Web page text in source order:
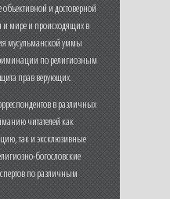
объективной и достоверной
мире и происходящих в
мусульманской уммы
по религиозным
прав верующих.
в различных
читателей как
так и эксклюзивные
богословские
по различным